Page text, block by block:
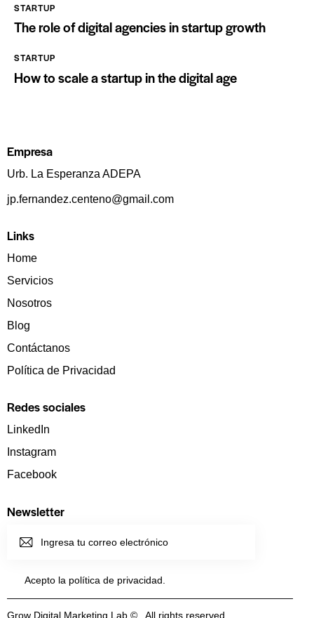
STARTUP
The role of digital agencies in startup growth
STARTUP
How to scale a startup in the digital age
Empresa
Urb. La Esperanza ADEPA
jp.fernandez.centeno@gmail.com
Links
Home
Servicios
Nosotros
Blog
Contáctanos
Política de Privacidad
Redes sociales
LinkedIn
Instagram
Facebook
Newsletter
Acepto la política de privacidad
Grow Digital Marketing Lab © . All rights reserved.